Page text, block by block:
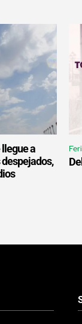
a